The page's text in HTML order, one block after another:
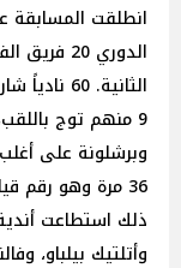
الدوري
الثانية.
وبرشلونة على
ذلك استطاعت
وأتلتيك بيلباو،